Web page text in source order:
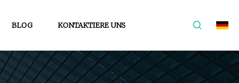
BLOG KONTAKTIERE UNS